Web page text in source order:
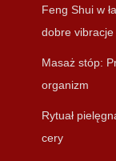
Feng Shui w
dobre vibracje
Masaż stóp:
organizm
Rytuał
cery